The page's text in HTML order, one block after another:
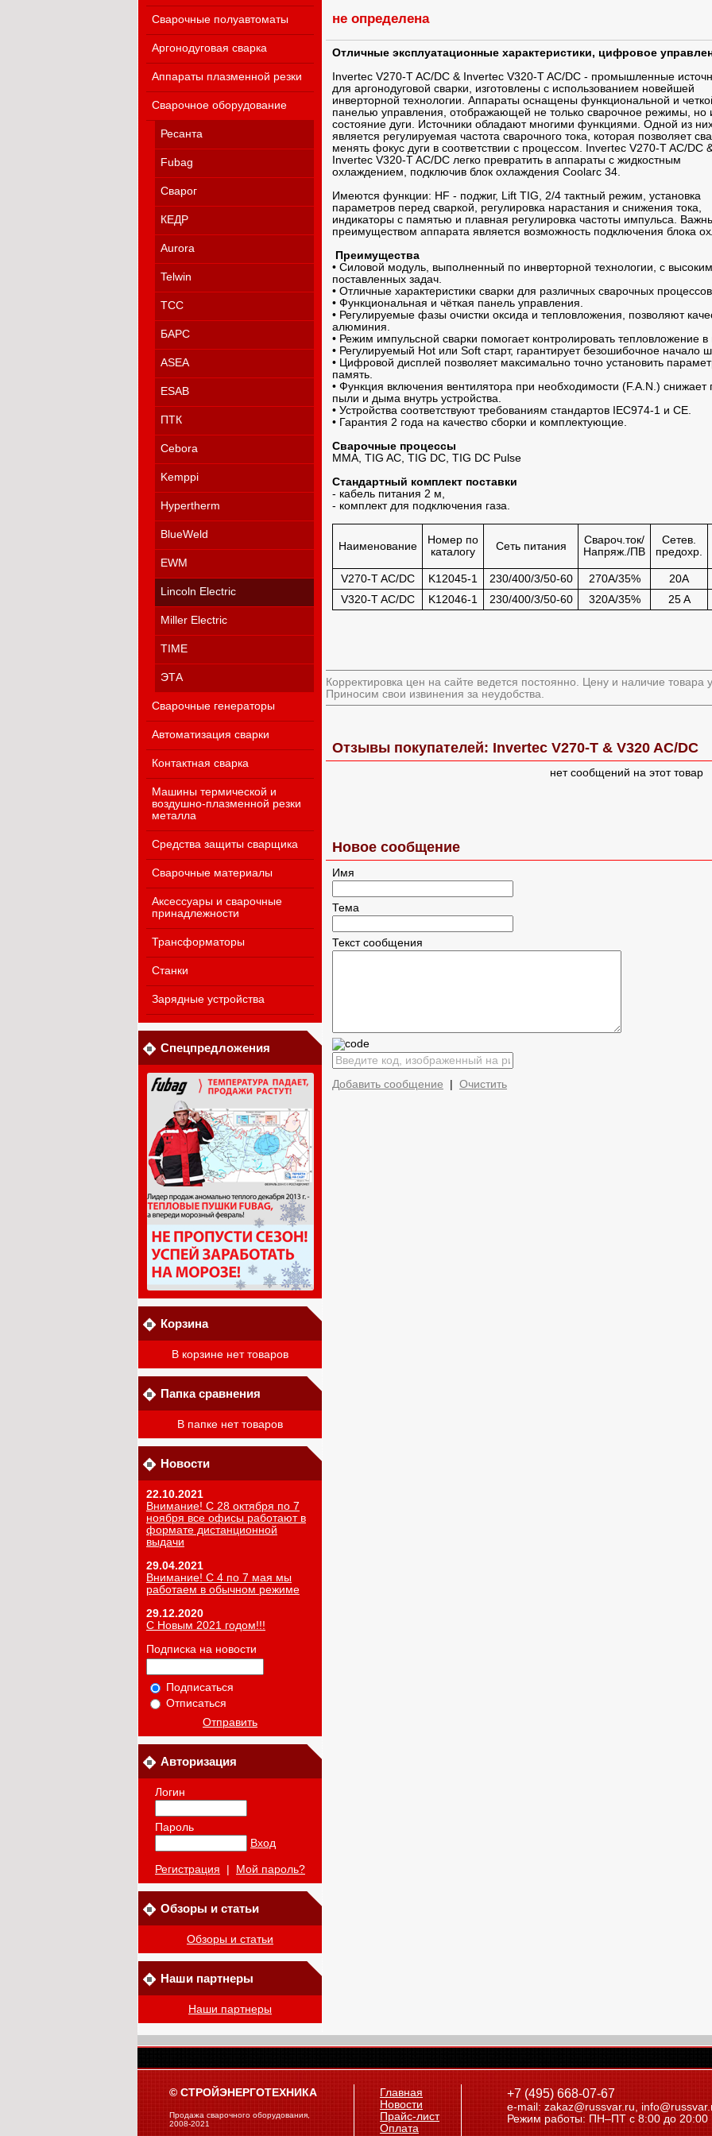
Сварочные полуавтоматы
Аргонодуговая сварка
Аппараты плазменной резки
Сварочное оборудование
Ресанта
Fubag
Сварог
КЕДР
Aurora
Telwin
ТСС
БАРС
ASEA
ESAB
ПТК
Cebora
Kemppi
Hypertherm
BlueWeld
EWM
Lincoln Electric
Miller Electric
TIME
ЭТА
Сварочные генераторы
Автоматизация сварки
Контактная сварка
Машины термической и
воздушно-плазменной резки
металла
Средства защиты сварщика
Сварочные материалы
Аксессуары и сварочные
принадлежности
Трансформаторы
Станки
Зарядные устройства
Спецпредложения
Корзина
В корзине нет товаров
Папка сравнения
В папке нет товаров
Новости
22.10.2021
Внимание! С 28 октября по 7
ноября все офисы работают в
формате дистанционной
выдачи
29.04.2021
Внимание! С 4 по 7 мая мы
работаем в обычном режиме
29.12.2020
С Новым 2021 годом!!!
Подписка на новости
Подписаться
Отписаться
Отправить
Авторизация
Логин
Пароль
Вход
Регистрация Мой пароль?
Обзоры и статьи
Обзоры и статьи
Наши партнеры
Наши партнеры
не определена
Отличные эксплуатационные характеристики, цифровое
Invertec V270-T AC/DC & Invertec V320-T AC/DC - промышленные
для аргонодуговой сварки, изготовлены с использованием новейшей
инверторной технологии. Аппараты оснащены функциональной и
панелью управления, отображающей не только сварочное режимы, но
состояние дуги. Источники обладают многими функциями. Одной из
является регулируемая частота сварочного тока, которая позволяет
менять фокус дуги в соответствии с процессом. Invertec V270-T AC/DC
Invertec V320-T AC/DC легко превратить в аппараты с жидкостным
охлаждением, подключив блок охлаждения Coolarc 34.
Имеются функции: HF - поджиг, Lift TIG, 2/4 тактный режим, установка
параметров перед сваркой, регулировка нарастания и снижения тока,
индикаторы с памятью и плавная регулировка частоты импульса.
преимуществом аппарата является возможность подключения блока
Преимущества
• Силовой модуль, выполненный по инверторной технологии, с
поставленных задач.
• Отличные характеристики сварки для различных сварочных
• Функциональная и чёткая панель управления.
• Регулируемые фазы очистки оксида и тепловложения, позволяют
алюминия.
• Режим импульсной сварки помогает контролировать тепловложение в
• Регулируемый Hot или Soft старт, гарантирует безошибочное начало
• Цифровой дисплей позволяет максимально точно установить
память.
• Функция включения вентилятора при необходимости (F.A.N.)
пыли и дыма внутрь устройства.
• Устройства соответствуют требованиям стандартов IEC974-1 и СЕ.
• Гарантия 2 года на качество сборки и комплектующие.
Сварочные процессы
ММА, TIG AC, TIG DC, TIG DC Pulse
Стандартный комплект поставки
- кабель питания 2 м,
- комплект для подключения газа.
Наименование
Номер по
каталогу
Сеть питания
Свароч.ток/
Напряж./ПВ
Сетев.
предохр.
V270-T AC/DC K12045-1 230/400/3/50-60 270A/35%
20A
V320-T AC/DC
K12046-1 230/400/3/50-60 320A/35% 25 A
Корректировка цен на сайте ведется постоянно. Цену и наличие
Приносим свои извинения за неудобства.
Отзывы покупателей: Invertec V270-T & V320 AC/DC
нет сообщений на этот товар
Новое сообщение
Имя
Тема
Текст сообщения
Добавить сообщение Очистить
© СТРОЙЭНЕРГОТЕХНИКА
Продажа сварочного оборудования,
2008-2021
Главная
Новости
Прайс-лист
Оплата
+7 (495) 668-07-67
e-mail: zakaz@russvar.ru,
Режим работы: ПН–ПТ с 8:00 до 20:00